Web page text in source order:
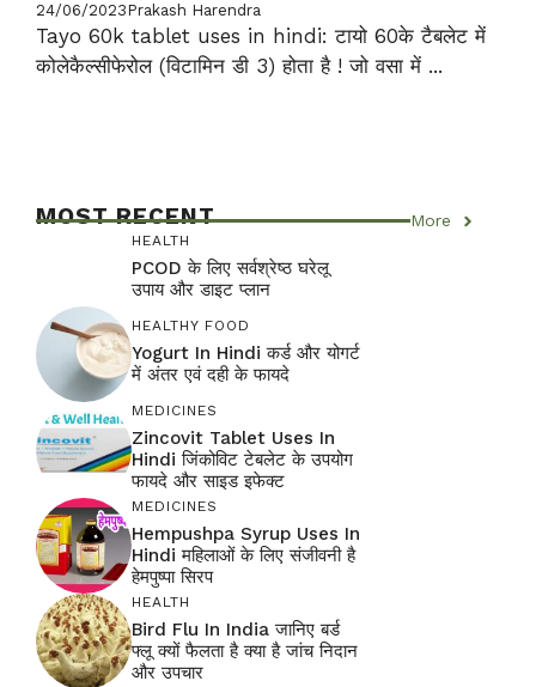
24/06/2023Prakash Harendra
Tayo 60k tablet uses in hindi: टायो 60के टैबलेट में
कोलेकैल्सीफेरोल (विटामिन डी 3) होता है ! जो वसा में ...
MOST RECENT More
HEALTH
PCOD के लिए सर्वश्रेष्ठ घरेलू
उपाय और डाइट प्लान
HEALTHY FOOD
Yogurt In Hindi कर्ड और योगर्ट
में अंतर एवं दही के फायदे
MEDICINES
Zincovit Tablet Uses In
Hindi जिंकोविट टेबलेट के उपयोग
फायदे और साइड इफेक्ट
MEDICINES
Hempushpa Syrup Uses In
Hindi महिलाओं के लिए संजीवनी है
हेमपुष्पा सिरप
HEALTH
Bird Flu In India जानिए बर्ड
फ्लू क्यों फैलता है क्या है जांच निदान
और उपचार